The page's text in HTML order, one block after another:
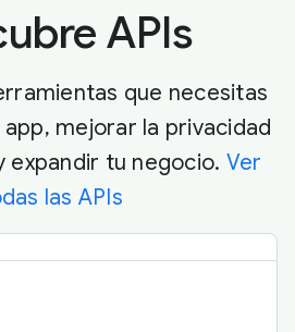
APIs
que necesitas
mejorar la privacidad
expandir tu negocio. Ver
las APIs